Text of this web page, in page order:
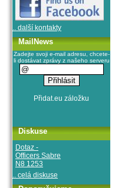
.. další kontakty
MailNews
Zadejte svoji e-mail adresu, chcete-
li dostávat zprávy z našeho serveru
Diskuse
Dotaz -
Officers Sabre
N8 1253
.. celá diskuse